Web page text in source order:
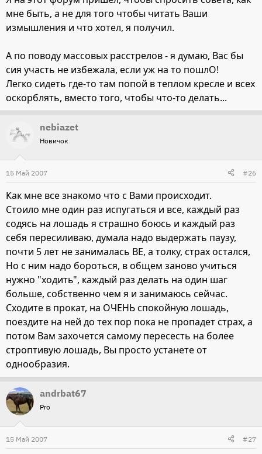
мне быть, а не для того чтобы читать Ваши
измышления и что хотел, я получил.
А по поводу массовых расстрелов - я думаю, Вас бы
сия участь не избежала, если уж на то пошлО!
Легко сидеть где-то там попой в теплом кресле и всех
оскорблять, вместо того, чтобы что-то делать...
nebiazet
Новичок
15 Май 2007 #26
Как мне все знакомо что с Вами происходит.
Стоило мне один раз испугаться и все, каждый раз
содясь на лошадь я страшно боюсь и каждый раз
себя пересиливаю, думала надо выдержать паузу,
почти 5 лет не занималась ВЕ, а толку, страх остался,
Но с ним надо бороться, в общем заново учиться
нужно "ходить", каждый раз делать на один шаг
больше, собственно чем я и занимаюсь сейчас.
Сходите в прокат, на ОЧЕНЬ спокойную лошадь,
поездите на ней до тех пор пока не пропадет страх, а
потом Вам захочется самому пересесть на более
строптивую лошадь, Вы просто устанете от
однообразия.
andrbat67
Pro
15 Май 2007 #27